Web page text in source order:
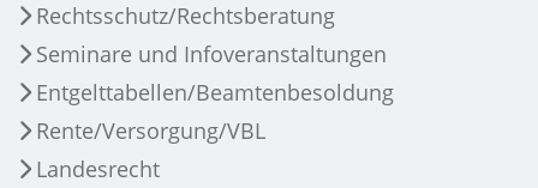
Rechtsschutz/Rechtsberatung
Seminare und Infoveranstaltungen
Entgelttabellen/Beamtenbesoldung
Rente/Versorgung/VBL
Landesrecht